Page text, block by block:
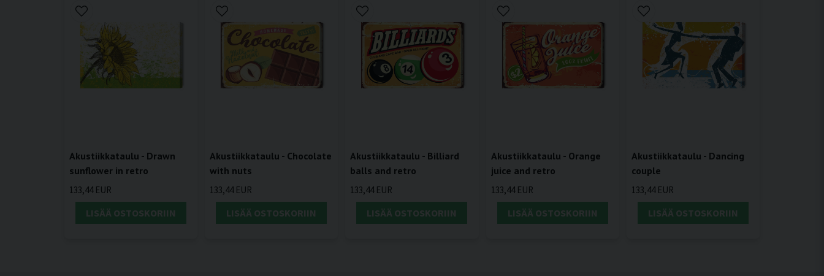
Akustiikkataulu - Drawn
sunflower in retro
133,44 EUR
LISÄÄ OSTOSKORIIN
Akustiikkataulu - Chocolate
with nuts
133,44 EUR
LISÄÄ OSTOSKORIIN
Akustiikkataulu - Billiard
balls and retro
133,44 EUR
LISÄÄ OSTOSKORIIN
Akustiikkataulu - Orange
juice and retro
133,44 EUR
LISÄÄ OSTOSKORIIN
Akustiikkataulu - Dancing
couple
133,44 EUR
LISÄÄ OSTOSKORIIN